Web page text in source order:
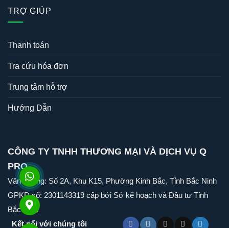
TRỢ GIÚP
Thanh toán
Tra cứu hóa đơn
Trung tâm hỗ trợ
Hướng Dẫn
CÔNG TY TNHH THƯƠNG MẠI VÀ DỊCH VỤ Q
PRO
Văn Phòng: Số 2A, Khu K15, Phường Kinh Bắc, Tỉnh Bắc Ninh
GPKD số: 2301143319 cấp bởi Sở kế hoạch và Đầu tư Tỉnh
Bắc Ninh
Kết nối với chúng tôi